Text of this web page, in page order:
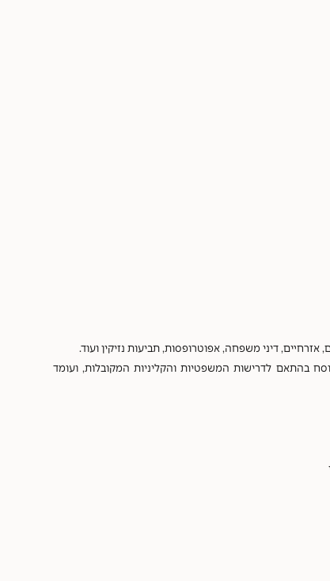
דיני משפחה, אפוטרופסות, תביעות נזיקין ועוד.
בהתאם לדרישות המשפטיות והקליניות המקובלות, ועומד